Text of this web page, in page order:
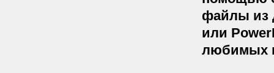
файлы из
или
любимых